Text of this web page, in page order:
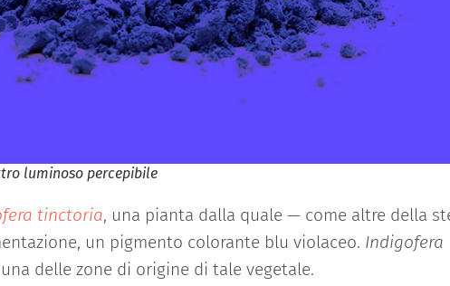
luminoso percepibile
tinctoria, una pianta dalla quale — come altre della
un pigmento colorante blu violaceo. Indigofera
delle zone di origine di tale vegetale.